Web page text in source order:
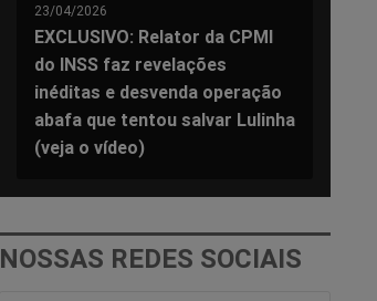
23/04/2026
EXCLUSIVO: Relator da CPMI
do INSS faz revelações
inéditas e desvenda operação
abafa que tentou salvar Lulinha
(veja o vídeo)
NOSSAS REDES SOCIAIS